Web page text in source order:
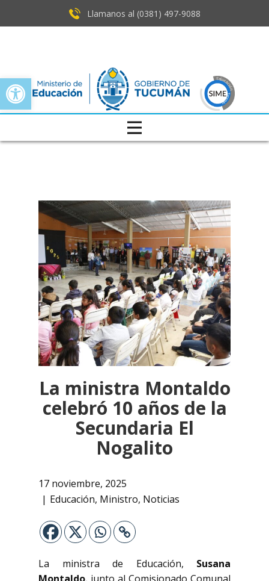
Open toolbar
Llamanos al (0381) ​497-9088
La ministra Montaldo
celebró 10 años de la
Secundaria El
Nogalito
17 noviembre, 2025
Educación, Ministro, Noticias
La ministra de Educación, Susana